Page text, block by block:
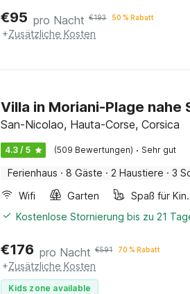
€95 pro Nacht €193 50 % Rabatt
+Zusätzliche Kosten
Villa in Moriani-Plage nahe
San-Nicolao, Hauta-Corse, Corsica
4.3 / 5 (509 Bewertungen) · Sehr gut
Ferienhaus · 8 Gäste · 2 Haustiere · 3
Wifi
Garten
Kostenlose Stornierung bis zu 21
€176 pro Nacht €591 70 % Rabatt
+Zusätzliche Kosten
Kids zone available